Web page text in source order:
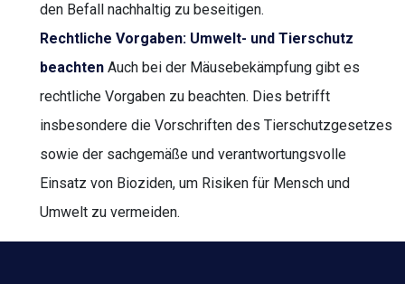
den Befall nachhaltig zu beseitigen.
Rechtliche Vorgaben: Umwelt- und Tierschutz
beachten Auch bei der Mäusebekämpfung gibt es
rechtliche Vorgaben zu beachten. Dies betrifft
insbesondere die Vorschriften des Tierschutzgesetzes
sowie der sachgemäße und verantwortungsvolle
Einsatz von Bioziden, um Risiken für Mensch und
Umwelt zu vermeiden.